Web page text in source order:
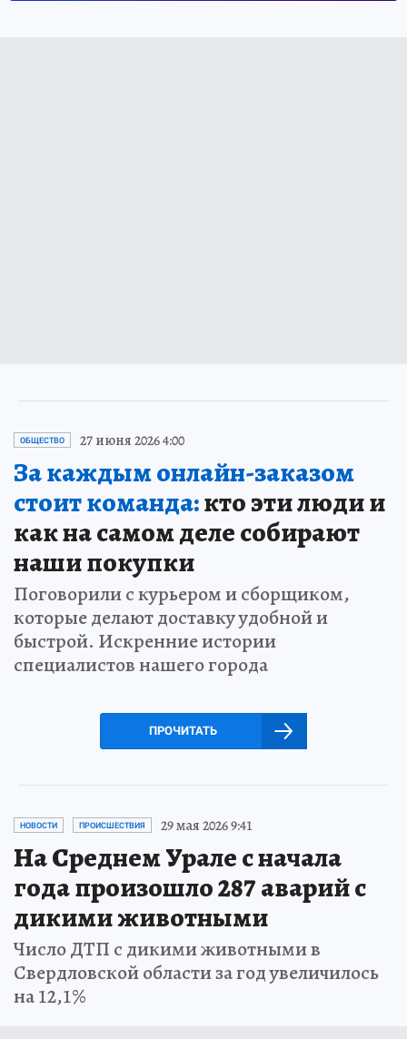
ОБЩЕСТВО 27 июня 2026 4:00
За каждым онлайн-заказом
стоит команда:кто эти люди и
как на самом деле собирают
наши покупки
Поговорили с курьером и сборщиком,
которые делают доставку удобной и
быстрой. Искренние истории
специалистов нашего города
ПРОЧИТАТЬ
НОВОСТИ ПРОИСШЕСТВИЯ 29 мая 2026 9:41
На Среднем Урале с начала
года произошло 287 аварий с
дикими животными
Число ДТП с дикими животными в
Свердловской области за год увеличилось
на 12,1%